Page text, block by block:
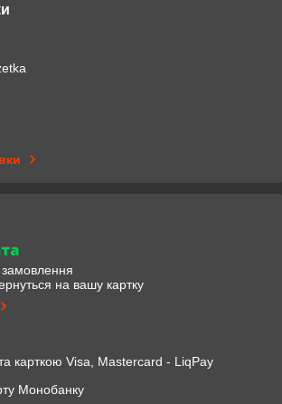
на вашу картку
карткою Visa, Mastercard - LiqPay
Монобанку